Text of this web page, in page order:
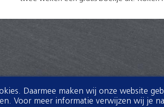
Daarmee maken wij onze website
Voor meer informatie verwijzen wij je